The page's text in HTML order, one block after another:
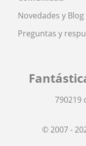
Novedades y Blog
Preguntas y
790219
© 2007 -